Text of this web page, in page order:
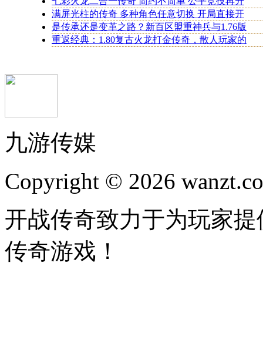
满屏光柱的传奇 多种角色任意切换 开局直接开
是传承还是变革之路？新百区盟重神兵与1.76版
重返经典：1.80复古火龙打金传奇，散人玩家的
九游传媒
Copyright © 2026
开战传奇致力于为玩家
传奇游戏！